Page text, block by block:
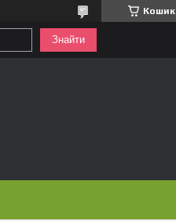
Кошик
Знайти